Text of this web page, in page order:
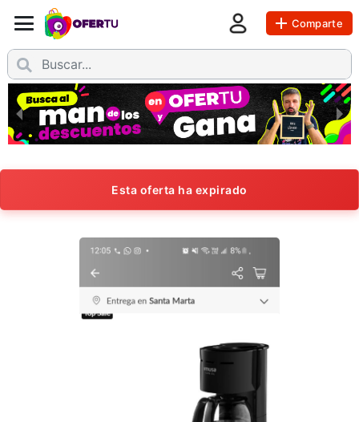
Comparte
Esta oferta ha expirado